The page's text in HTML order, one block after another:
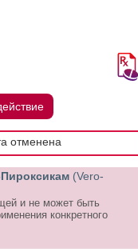
отменена
(Vero-
и не может быть
конкретного